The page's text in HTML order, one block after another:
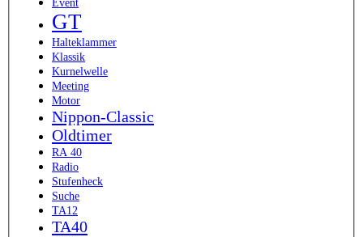
Event
GT
Halteklammer
Klassik
Kurnelwelle
Meeting
Motor
Nippon-Classic
Oldtimer
RA 40
Radio
Stufenheck
Suche
TA12
TA40